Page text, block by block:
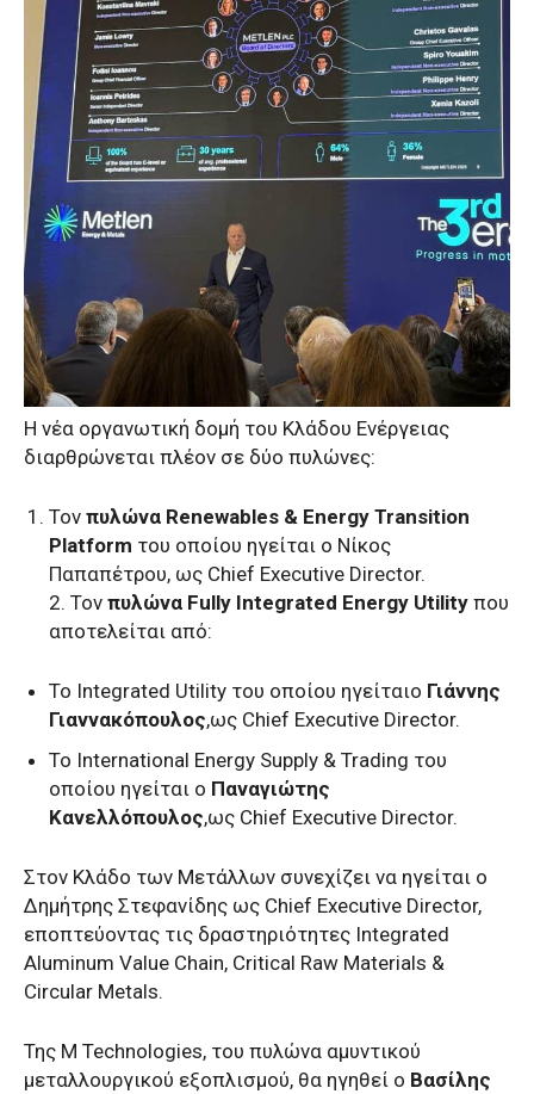
Η νέα οργανωτική δομή του Κλάδου Ενέργειας
διαρθρώνεται πλέον σε δύο πυλώνες:
Τον πυλώνα Renewables & Energy Transition
Platform του οποίου ηγείται ο Νίκος
Παπαπέτρου, ως Chief Executive Director.
2. Τον πυλώνα Fully Integrated Energy Utility που
αποτελείται από:
Το Integrated Utility του οποίου ηγείταιο Γιάννης
Γιαννακόπουλος,ως Chief Executive Director.
Το International Energy Supply & Trading του
οποίου ηγείται ο Παναγιώτης
Κανελλόπουλος,ως Chief Executive Director.
Στον Κλάδο των Μετάλλων συνεχίζει να ηγείται ο
Δημήτρης Στεφανίδης ως Chief Executive Director,
εποπτεύοντας τις δραστηριότητες Integrated
Aluminum Value Chain, Critical Raw Materials &
Circular Metals.
Της M Technologies, του πυλώνα αμυντικού
μεταλλουργικού εξοπλισμού, θα ηγηθεί ο Βασίλης